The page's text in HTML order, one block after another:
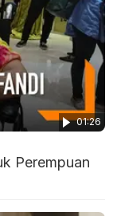
01:26
Perempuan